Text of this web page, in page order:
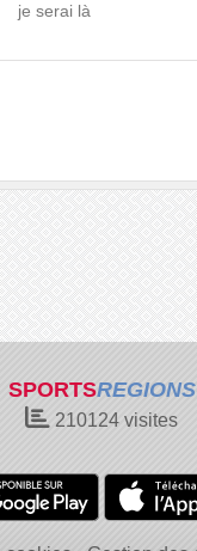
je serai là
SPORTSREGIONS
210124 visites